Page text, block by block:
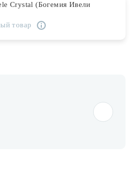
Crystal (Богемия Ивели
товар